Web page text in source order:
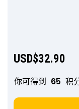
USD$32.90
你可得到 65 积